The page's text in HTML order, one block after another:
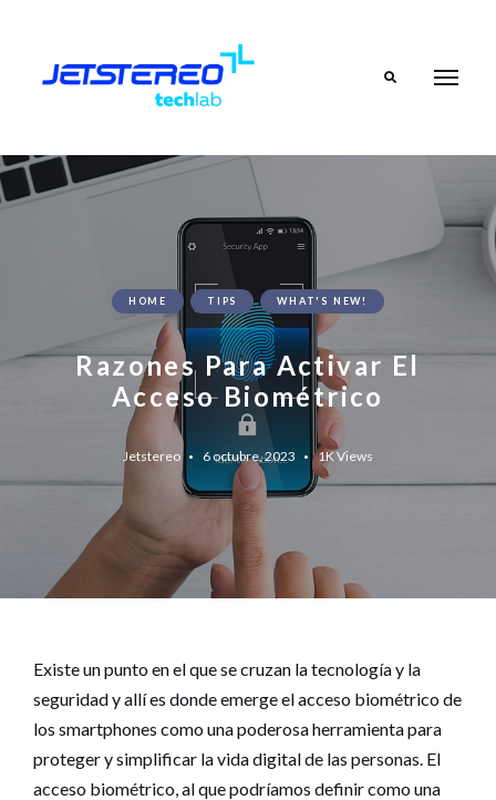
HOME TIPS WHAT'S NEW!
Razones Para Activar El
Acceso Biométrico
Jetstereo 6 octubre, 2023 1KViews
Existe un punto en el que se cruzan la tecnología y la
seguridad y allí es donde emerge el acceso biométrico de
los smartphones como una poderosa herramienta para
proteger y simplificar la vida digital de las personas. El
acceso biométrico, al que podríamos definir como una